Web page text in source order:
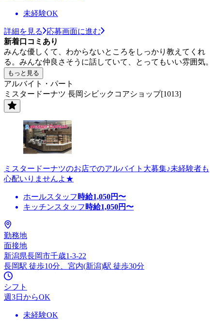
未経験OK
詳細を見る
応募画面に進む
新着口コミあり
みんな優しくて、わからないところをしっかり教えてくれ
る。みんな仲良さそうに話していて、とってもいい雰囲気。
もっと見る
アルバイト・パート
ミスタードーナツ 長岡シビックコアショップ[1013]
ミスタードーナツのお店でのアルバイト大募集♪未経験者も
心配いりませんよ★
ホールスタッフ 時給1,050円〜
キッチンスタッフ 時給1,050円〜
勤務地
面接地
新潟県長岡市千歳1-3-22
長岡駅 徒歩10分、宮内(新潟)駅 徒歩30分
シフト
週3日からOK
未経験OK